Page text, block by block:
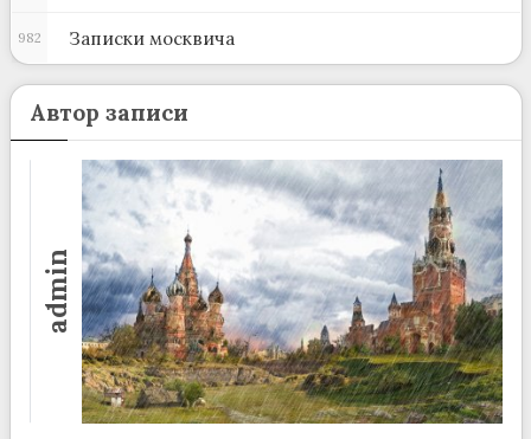
Записки москвича
982
Автор записи
admin